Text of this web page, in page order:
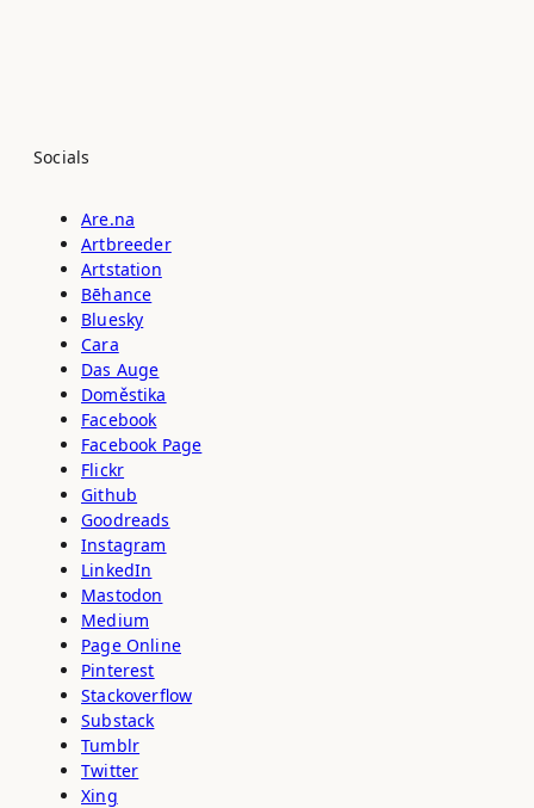
Socials
Are.na
Artbreeder
Artstation
Bēhance
Bluesky
Cara
Das Auge
Doměstika
Facebook
Facebook Page
Flickr
Github
Goodreads
Instagram
LinkedIn
Mastodon
Medium
Page Online
Pinterest
Stackoverflow
Substack
Tumblr
Twitter
Xing